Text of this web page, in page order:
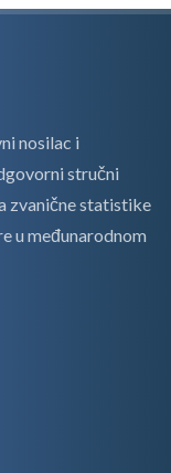
nosilac i
stručni
zvanične statistike
u međunarodnom